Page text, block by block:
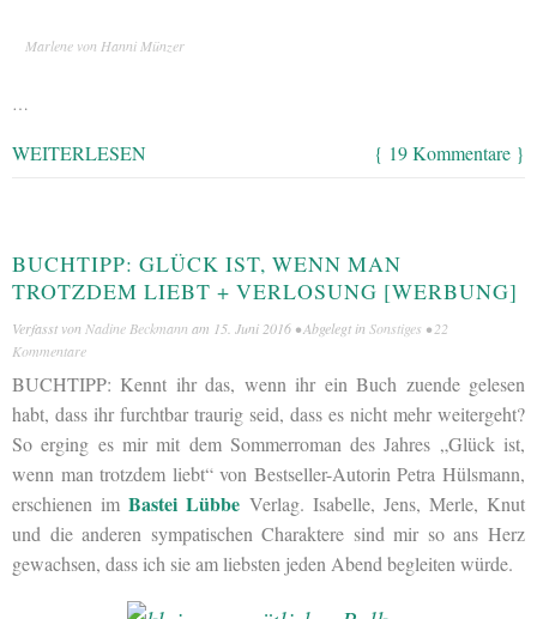
Marlene von Hanni Münzer
…
WEITERLESEN { 19 Kommentare }
BUCHTIPP: GLÜCK IST, WENN MAN
TROTZDEM LIEBT + VERLOSUNG [WERBUNG]
Verfasst von Nadine Beckmann am 15. Juni 2016 • Abgelegt in Sonstiges •22
Kommentare
BUCHTIPP: Kennt ihr das, wenn ihr ein Buch zuende gelesen
habt, dass ihr furchtbar traurig seid, dass es nicht mehr weitergeht?
So erging es mir mit dem Sommerroman des Jahres „Glück ist,
wenn man trotzdem liebt“ von Bestseller-Autorin Petra Hülsmann,
erschienen imBastei Lübbe Verlag. Isabelle, Jens, Merle, Knut
und die anderen sympatischen Charaktere sind mir so ans Herz
gewachsen, dass ich sie am liebsten jeden Abend begleiten würde.